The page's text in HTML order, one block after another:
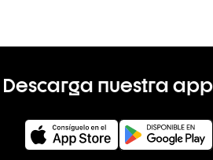
Descarga nuestra app